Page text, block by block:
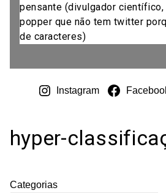
pensante (divulgador
popper que não tem twitter
de caracteres)
Instagram
hyper-
Categorias